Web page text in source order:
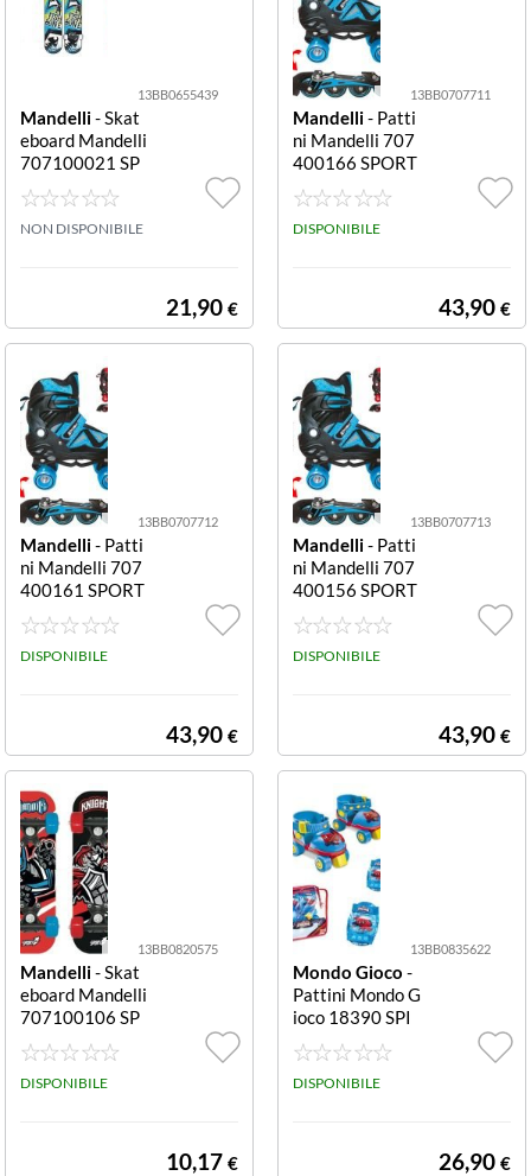
13BB0655439
Mandelli- Skat
eboard Mandelli
707100021 SP
ORT ONE Doubl
e Max Assortito
Double Max
NON DISPONIBILE
21,90 €
13BB0707711
Mandelli- Patti
ni Mandelli 707
400166 SPORT
ONE Double 2 i
n 1 Assortito Do
uble 2 in 1
DISPONIBILE
43,90 €
13BB0707712
Mandelli- Patti
ni Mandelli 707
400161 SPORT
ONE Double 2 i
n 1 Assortito Do
uble 2 in 1
DISPONIBILE
43,90 €
13BB0707713
Mandelli- Patti
ni Mandelli 707
400156 SPORT
ONE Double 2 i
n 1 Assortito Do
uble 2 in 1
DISPONIBILE
43,90 €
13BB0820575
Mandelli- Skat
eboard Mandelli
707100106 SP
ORT ONE Mini
Foot Assortito
Mini Foot
DISPONIBILE
10,17 €
13BB0835622
Mondo Gioco -
Pattini Mondo G
ioco 18390 SPI
DERMAN Baby
+ protezioni Ass
ortito Azzurr Ba
DISPONIBILE
26,90 €